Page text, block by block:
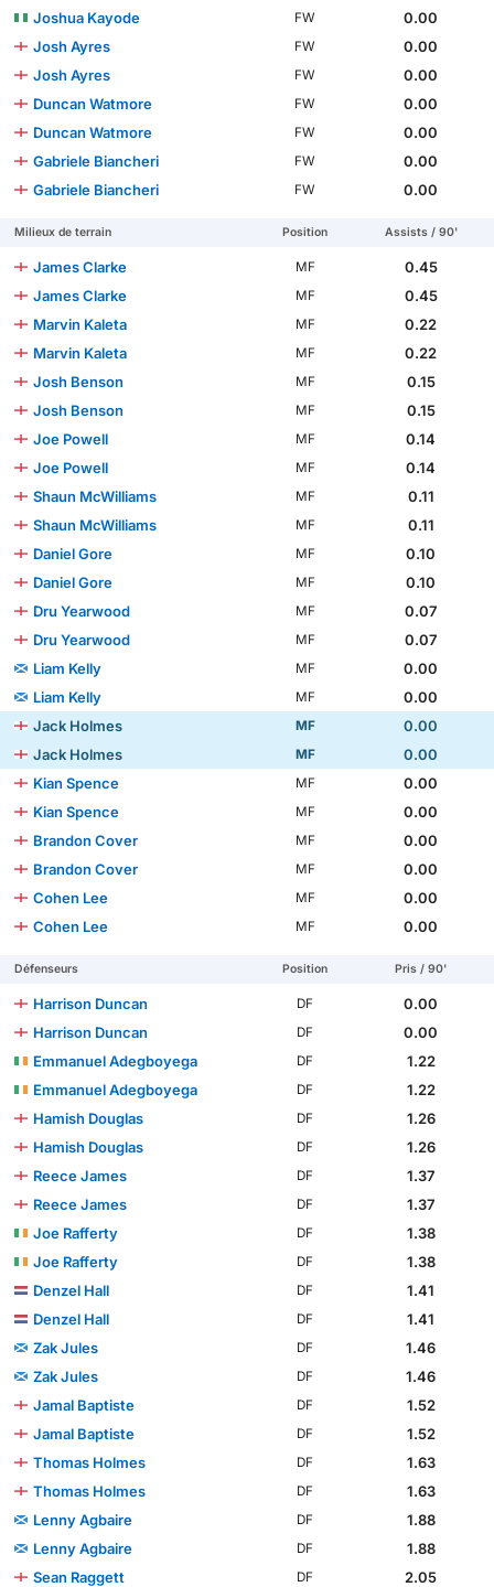
Joshua Kayode FW
0.00
Josh Ayres
FW
0.00
Josh Ayres
FW
0.00
Duncan Watmore
FW
0.00
Duncan Watmore
FW
0.00
Gabriele Biancheri
FW
0.00
Gabriele Biancheri
FW 0.00
Milieux de terrain Position Assists / 90'
James Clarke MF
0.45
James Clarke
MF
0.45
Marvin Kaleta
MF
0.22
Marvin Kaleta
MF
0.22
Josh Benson
MF
0.15
Josh Benson
MF
0.15
Joe Powell
MF
0.14
Joe Powell
MF
0.14
Shaun McWilliams
MF
0.11
Shaun McWilliams
MF
0.11
Daniel Gore
MF
0.10
Daniel Gore
MF
0.10
Dru Yearwood
MF
0.07
Dru Yearwood
MF
0.07
Liam Kelly
MF
0.00
Liam Kelly
MF
0.00
Jack Holmes
MF
0.00
Jack Holmes
MF
0.00
Kian Spence
MF
0.00
Kian Spence
MF
0.00
Brandon Cover
MF
0.00
Brandon Cover
MF
0.00
Cohen Lee
MF
0.00
Cohen Lee
MF 0.00
Défenseurs Position Pris / 90'
Harrison Duncan DF
0.00
Harrison Duncan
DF
0.00
Emmanuel Adegboyega
DF
1.22
Emmanuel Adegboyega
DF
1.22
Hamish Douglas
DF
1.26
Hamish Douglas
DF
1.26
Reece James
DF
1.37
Reece James
DF
1.37
Joe Rafferty
DF
1.38
Joe Rafferty
DF
1.38
Denzel Hall
DF
1.41
Denzel Hall
DF
1.41
Zak Jules
DF
1.46
Zak Jules
DF
1.46
Jamal Baptiste
DF
1.52
Jamal Baptiste
DF
1.52
Thomas Holmes
DF
1.63
Thomas Holmes
DF
1.63
Lenny Agbaire
DF
1.88
Lenny Agbaire
DF
1.88
Sean Raggett
DF
2.05